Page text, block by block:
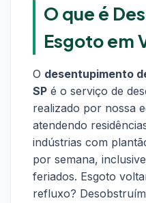
O que é
Esgoto em
O desentupimento
SP é o serviço de
realizado por nossa
atendendo
indústrias com
por semana,
feriados. Esgoto
refluxo?